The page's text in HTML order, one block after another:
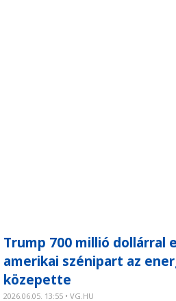
Trump 700 millió dollárral
amerikai szénipart az
közepette
2026.06.05. 13:55 • VG.HU